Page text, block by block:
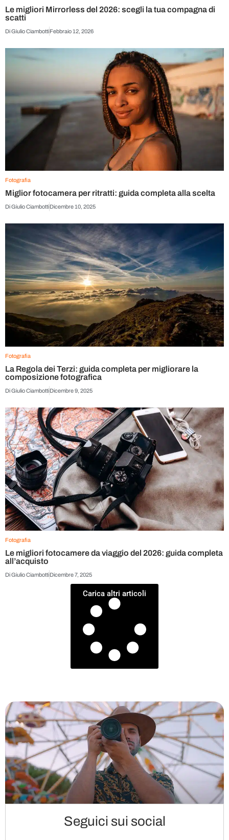
Le migliori Mirrorless del 2026: scegli la tua compagna di
scatti
DiGiulio CiambottiFebbraio 12, 2026
Fotografia
Miglior fotocamera per ritratti: guida completa alla scelta
DiGiulio CiambottiDicembre 10, 2025
Fotografia
La Regola dei Terzi: guida completa per migliorare la
composizione fotografica
DiGiulio CiambottiDicembre 9, 2025
Fotografia
Le migliori fotocamere da viaggio del 2026: guida completa
all’acquisto
DiGiulio CiambottiDicembre 7, 2025
Carica altri articoli
Seguici sui social